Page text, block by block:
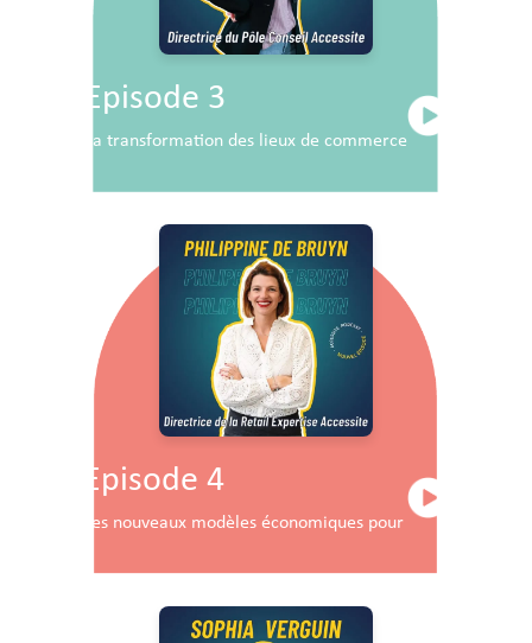
Episode 3
La transformation des lieux de commerce
Episode 4
Les nouveaux modèles économiques pour les centres